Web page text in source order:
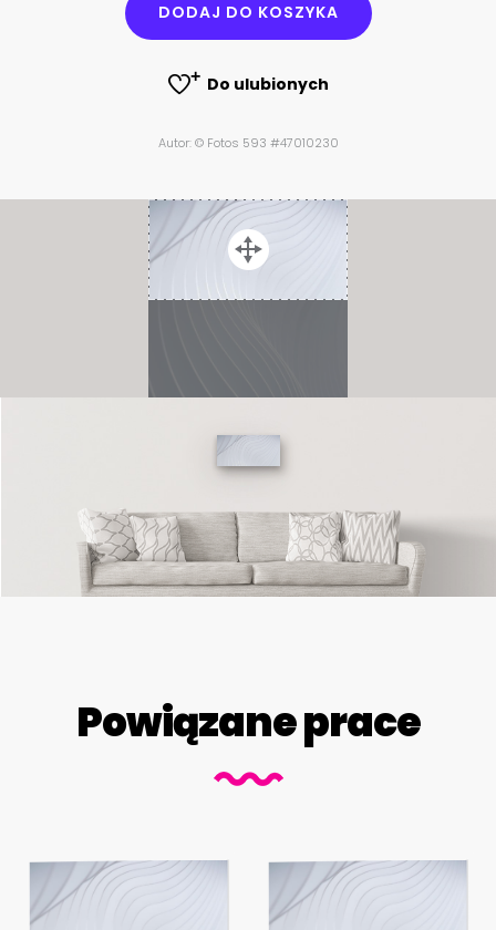
DODAJ DO KOSZYKA
Do ulubionych
Autor: © Fotos 593 #47010230
Powiązane prace